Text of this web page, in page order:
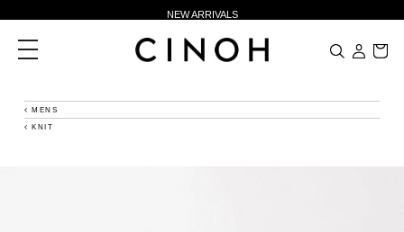
NEW ARRIVALS
新規会員登録500ポイントプレゼント
夏季休業に伴う一部業務休業のお知らせ
toggle
navigation
MENS
KNIT